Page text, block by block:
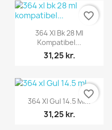
Vis her
364 Xl Bk 28 Ml
Kompatibel...
31,25 kr.
favorite_border
Vis her
364 Xl Gul 14.5 Ml...
31,25 kr.
favorite_border